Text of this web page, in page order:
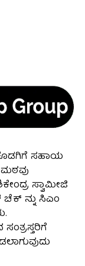
ಸಹಾಯ
ಮಠವು
ಸ್ವಾಮೀಜಿ
ಚೆಕ್ ನ್ನು ಸಿಎಂ